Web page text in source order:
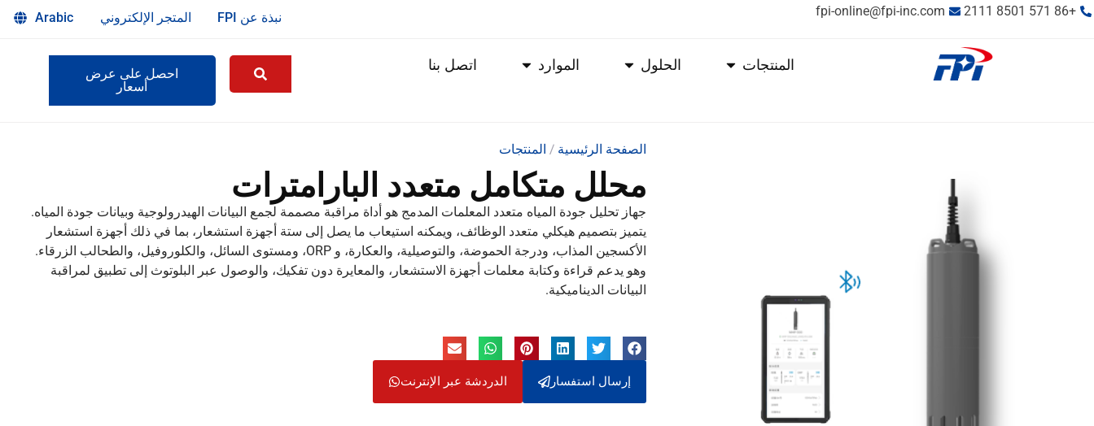
+86 571 8501 2111
fpi-online@fpi-inc.com نبذة عن FPI المتجر الإلكتروني Arabic
المنتجات الحلول الموارد اتصل بنا
احصل على عرض
أسعار
الصفحة الرئيسية / المنتجات
محلل متكامل متعدد البارامترات
جهاز تحليل جودة المياه متعدد المعلمات المدمج هو أداة مراقبة مصممة لجمع البيانات الهيدرولوجية وبيانات جودة المياه.
يتميز بتصميم هيكلي متعدد الوظائف، ويمكنه استيعاب ما يصل إلى ستة أجهزة استشعار، بما في ذلك أجهزة استشعار
الأكسجين المذاب، ودرجة الحموضة، والتوصيلية، والعكارة، و ORP، ومستوى السائل، والكلوروفيل، والطحالب الزرقاء.
وهو يدعم قراءة وكتابة معلمات أجهزة الاستشعار، والمعايرة دون تفكيك، والوصول عبر البلوتوث إلى تطبيق لمراقبة
البيانات الديناميكية.
إرسال استفسار الدردشة عبر الإنترنت